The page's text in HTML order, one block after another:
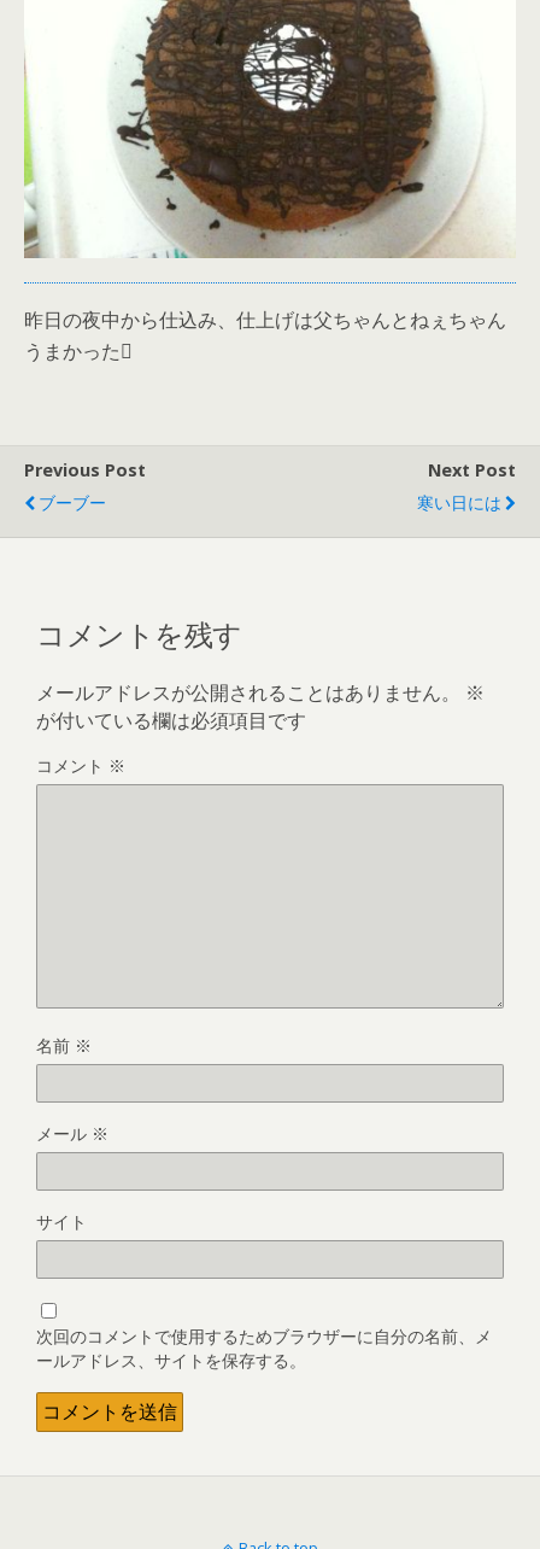
昨日の夜中から仕込み、仕上げは父ちゃんとねぇちゃん
うまかった
Previous Post
ブーブー
Next Post
寒い日には
コメントを残す
メールアドレスが公開されることはありません。
※
が付いている欄は必須項目です
コメント ※
名前 ※
メール ※
サイト
次回のコメントで使用するためブラウザーに自分の名前、メ
ールアドレス、サイトを保存する。